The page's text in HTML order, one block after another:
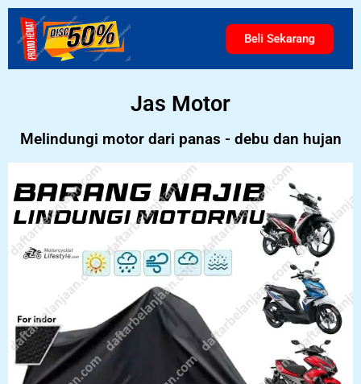
Beli Sekarang
Jas Motor
Melindungi motor dari panas - debu dan hujan